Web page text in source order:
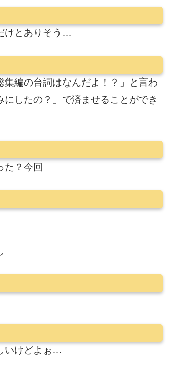
けとありそう…
編の台詞はなんだよ！？」と言わ
したの？」で済ませることができ
た？今回
いけどよぉ…